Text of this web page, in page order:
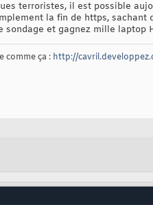
terroristes, il est possible
la fin de https, sachant
sondage et gagnez mille laptop
comme ça : http://